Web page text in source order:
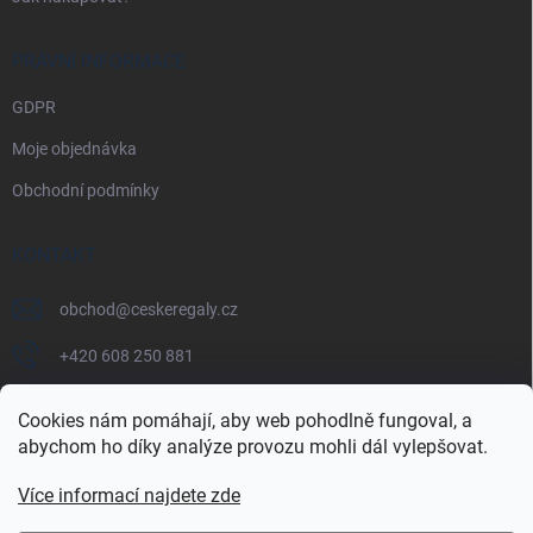
Cookies nám pomáhají, aby web pohodlně fungoval, a
abychom ho díky analýze provozu mohli dál vylepšovat.
Více informací najdete zde
PRÁVNÍ INFORMACE
GDPR
Moje objednávka
Obchodní podmínky
KONTAKT
obchod@ceskeregaly.cz
+420 608 250 881